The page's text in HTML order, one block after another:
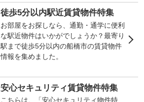
徒歩5分以内駅近賃貸物件特集
お部屋をお探しなら、通勤・通学に便利
な駅近物件はいかがでしょうか？最寄り
駅まで徒歩5分以内の船橋市の賃貸物件
情報を集めました。
安心セキュリティ賃貸物件特集
こちらは、「安心セキュリティ物件特